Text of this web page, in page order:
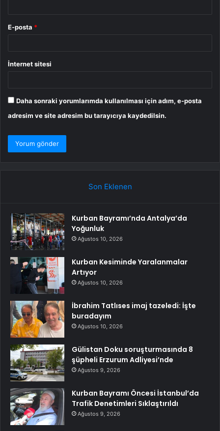
E-posta *
İnternet sitesi
Daha sonraki yorumlarımda kullanılması için adım, e-posta
adresim ve site adresim bu tarayıcıya kaydedilsin.
Son Eklenen
Kurban Bayramı’nda Antalya’da
Yoğunluk
Ağustos 10, 2026
Kurban Kesiminde Yaralanmalar
Artıyor
Ağustos 10, 2026
İbrahim Tatlıses imaj tazeledi: İşte
buradayım
Ağustos 10, 2026
Gülistan Doku soruşturmasında 8
şüpheli Erzurum Adliyesi’nde
Ağustos 9, 2026
Kurban Bayramı Öncesi İstanbul’da
Trafik Denetimleri Sıklaştırıldı
Ağustos 9, 2026